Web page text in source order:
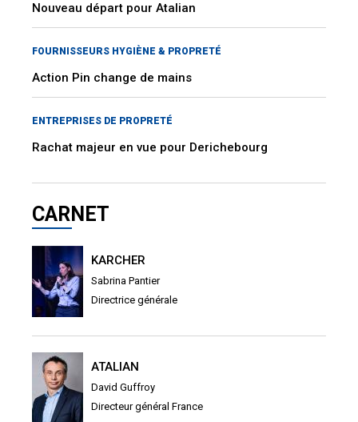
Nouveau départ pour Atalian
FOURNISSEURS HYGIÈNE & PROPRETÉ
Action Pin change de mains
ENTREPRISES DE PROPRETÉ
Rachat majeur en vue pour Derichebourg
CARNET
KARCHER
Sabrina Pantier
Directrice générale
ATALIAN
David Guffroy
Directeur général France